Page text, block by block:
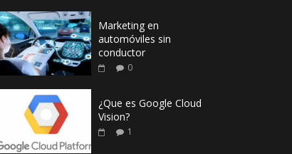
Marketing en
automóviles sin
conductor
0
¿Que es Google Cloud
Vision?
1